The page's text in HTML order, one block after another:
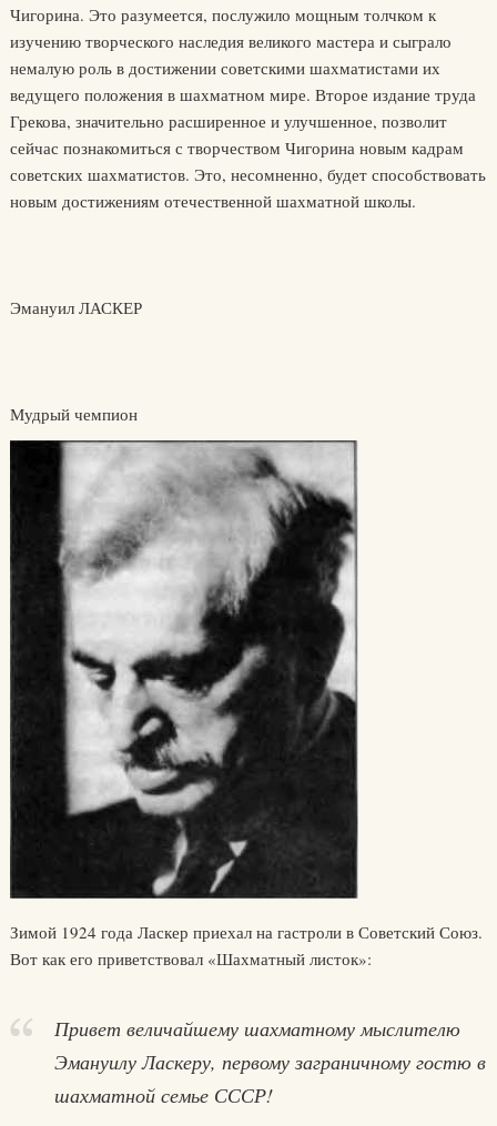
Чигорина. Это разумеется, послужило мощным толчком к
изучению творческого наследия великого мастера и сыграло
немалую роль в достижении советскими шахматистами их
ведущего положения в шахматном мире. Второе издание труда
Грекова, значительно расширенное и улучшенное, позволит
сейчас познакомиться с творчеством Чигорина новым кадрам
советских шахматистов. Это, несомненно, будет способствовать
новым достижениям отечественной шахматной школы.
Эмануил ЛАСКЕР
Мудрый чемпион
Зимой 1924 года Ласкер приехал на гастроли в Советский Союз.
Вот как его приветствовал «Шахматный листок»:
Привет величайшему шахматному мыслителю
Эмануилу Ласкеру, первому заграничному гостю в
шахматной семье СССР!